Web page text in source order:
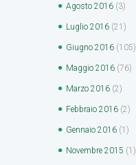
Agosto 2016 (3)
Luglio 2016 (21)
Giugno 2016 (105)
Maggio 2016 (76)
Marzo 2016 (2)
Febbraio 2016 (2)
Gennaio 2016 (1)
Novembre 2015 (1)